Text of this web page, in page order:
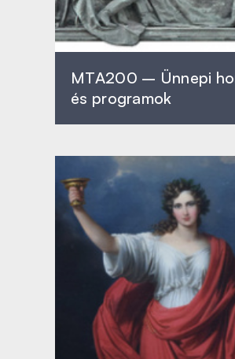
MTA200 – Ünnepi
és programok